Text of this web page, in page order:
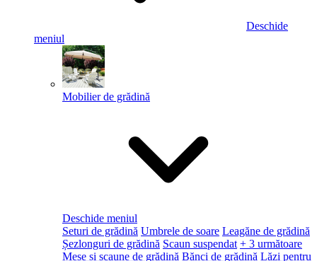
Deschide
meniul
Mobilier de grădină
Deschide meniul
Seturi de grădină Umbrele de soare Leagăne de grădină
Șezlonguri de grădină Scaun suspendat + 3 următoare
Mese și scaune de grădină Bănci de grădină Lăzi pentru